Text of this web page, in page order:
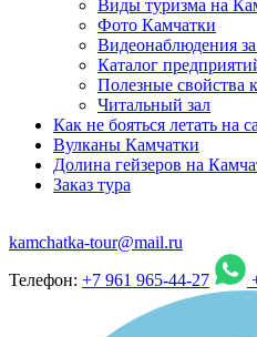
Виды туризма на
Фото Камчатки
Видеонаблюдения
Каталог
Полезные свойства
Читальный зал
Как не бояться летать на
Вулканы Камчатки
Долина гейзеров на
Заказ тура
kamchatka-tour@mail.ru
Телефон: +7 961 965-44-27